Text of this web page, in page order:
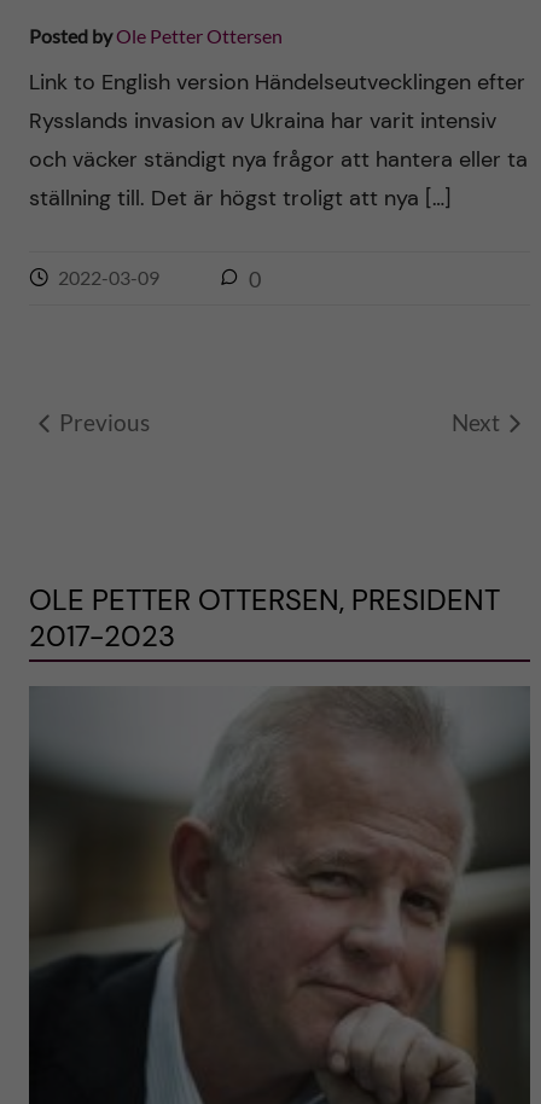
Posted byOle Petter Ottersen
Link to English version Händelseutvecklingen efter
Rysslands invasion av Ukraina har varit intensiv
och väcker ständigt nya frågor att hantera eller ta
ställning till. Det är högst troligt att nya […]
2022-03-09 0
Previous Next
OLE PETTER OTTERSEN, PRESIDENT
2017-2023